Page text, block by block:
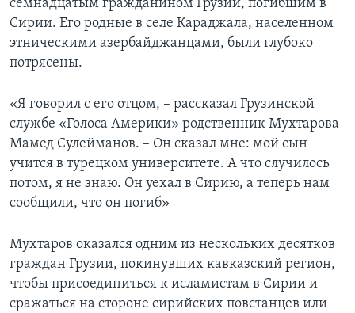
семнадцатым гражданином Грузии, погибшим в
Сирии. Его родные в селе Караджала, населенном
этническими азербайджанцами, были глубоко
потрясены.
«Я говорил с его отцом, – рассказал Грузинской
службе «Голоса Америки» родственник Мухтарова
Мамед Сулейманов. – Он сказал мне: мой сын
учится в турецком университете. А что случилось
потом, я не знаю. Он уехал в Сирию, а теперь нам
сообщили, что он погиб»
Мухтаров оказался одним из нескольких десятков
граждан Грузии, покинувших кавказский регион,
чтобы присоединиться к исламистам в Сирии и
сражаться на стороне сирийских повстанцев или